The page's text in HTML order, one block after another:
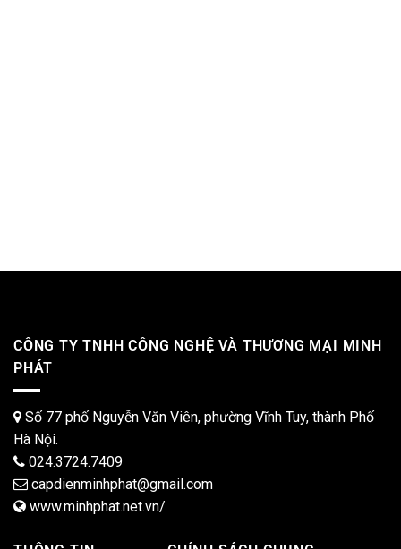
CÔNG TY TNHH CÔNG NGHỆ VÀ THƯƠNG MẠI MINH
PHÁT
Số 77 phố Nguyễn Văn Viên, phường Vĩnh Tuy, thành Phố
Hà Nội.
024.3724.7409
capdienminhphat@gmail.com
www.minhphat.net.vn/